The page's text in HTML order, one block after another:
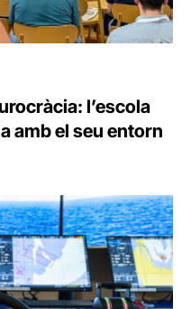
l’escola
amb el seu entorn